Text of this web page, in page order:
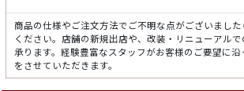
商品の仕様やご注文方法でご不明な点がございまし
ください。店舗の新規出店や、改装・リニューアル
承ります。経験豊富なスタッフがお客様のご要望に沿
をさせていただきます。